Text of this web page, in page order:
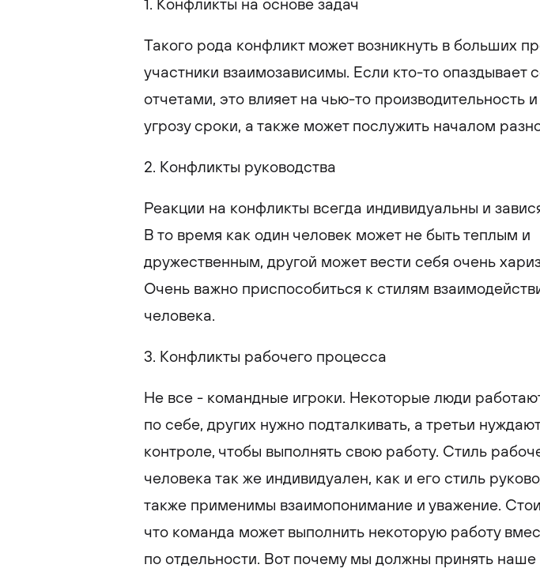
1. Конфликты на основе задач
Такого рода конфликт может возникнуть в больших
участники взаимозависимы. Если кто-то опаздывает
отчетами, это влияет на чью-то производительность
угрозу сроки, а также может послужить началом
2. Конфликты руководства
Реакции на конфликты всегда индивидуальны и
В то время как один человек может не быть теплым и
дружественным, другой может вести себя очень
Очень важно приспособиться к стилям
человека.
3. Конфликты рабочего процесса
Не все - командные игроки. Некоторые люди
по себе, других нужно подталкивать, а третьи
контроле, чтобы выполнять свою работу. Стиль
человека так же индивидуален, как и его стиль
также применимы взаимопонимание и уважение.
что команда может выполнить некоторую работу
по отдельности. Вот почему мы должны принять